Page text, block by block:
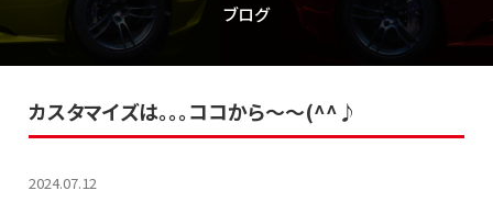
ブログ
カスタマイズは｡｡｡ココから～～(^^♪
2024.07.12